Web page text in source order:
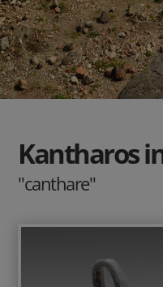
Kantharos
"canthare"